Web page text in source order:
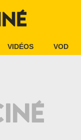
VIDÉOS VOD